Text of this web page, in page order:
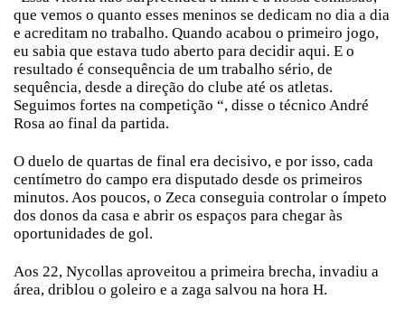
que vemos o quanto esses meninos se dedicam no dia a dia
e acreditam no trabalho. Quando acabou o primeiro jogo,
eu sabia que estava tudo aberto para decidir aqui. E o
resultado é consequência de um trabalho sério, de
sequência, desde a direção do clube até os atletas.
Seguimos fortes na competição “, disse o técnico André
Rosa ao final da partida.
O duelo de quartas de final era decisivo, e por isso, cada
centímetro do campo era disputado desde os primeiros
minutos. Aos poucos, o Zeca conseguia controlar o ímpeto
dos donos da casa e abrir os espaços para chegar às
oportunidades de gol.
Aos 22, Nycollas aproveitou a primeira brecha, invadiu a
área, driblou o goleiro e a zaga salvou na hora H.